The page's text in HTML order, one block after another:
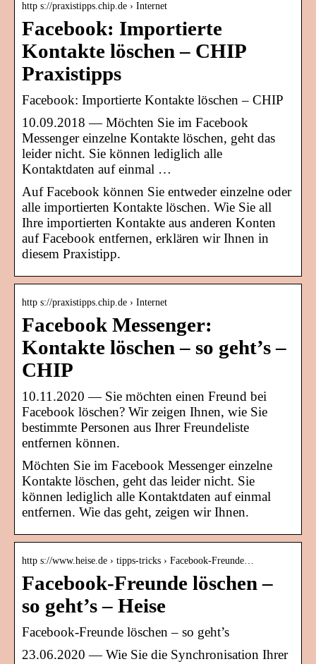
http s://praxistipps.chip.de › Internet
Facebook: Importierte
Kontakte löschen – CHIP
Praxistipps
Facebook: Importierte Kontakte löschen – CHIP
10.09.2018 — Möchten Sie im Facebook
Messenger einzelne Kontakte löschen, geht das
leider nicht. Sie können lediglich alle
Kontaktdaten auf einmal …
Auf Facebook können Sie entweder einzelne oder
alle importierten Kontakte löschen. Wie Sie all
Ihre importierten Kontakte aus anderen Konten
auf Facebook entfernen, erklären wir Ihnen in
diesem Praxistipp.
http s://praxistipps.chip.de › Internet
Facebook Messenger:
Kontakte löschen – so geht’s –
CHIP
10.11.2020 — Sie möchten einen Freund bei
Facebook löschen? Wir zeigen Ihnen, wie Sie
bestimmte Personen aus Ihrer Freundeliste
entfernen können.
Möchten Sie im Facebook Messenger einzelne
Kontakte löschen, geht das leider nicht. Sie
können lediglich alle Kontaktdaten auf einmal
entfernen. Wie das geht, zeigen wir Ihnen.
http s://www.heise.de › tipps-tricks › Facebook-Freunde…
Facebook-Freunde löschen –
so geht’s – Heise
Facebook-Freunde löschen – so geht’s
23.06.2020 — Wie Sie die Synchronisation Ihrer